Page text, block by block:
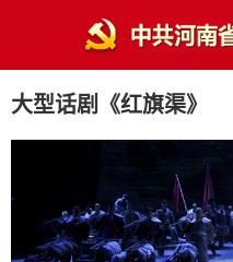
大型话剧《红旗渠》